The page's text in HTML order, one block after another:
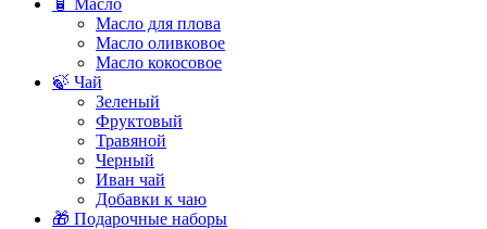
Масло для плова
Масло оливковое
Масло кокосовое
🍃 Чай
Зеленый
Фруктовый
Травяной
Черный
Иван чай
Добавки к чаю
🎁 Подарочные наборы